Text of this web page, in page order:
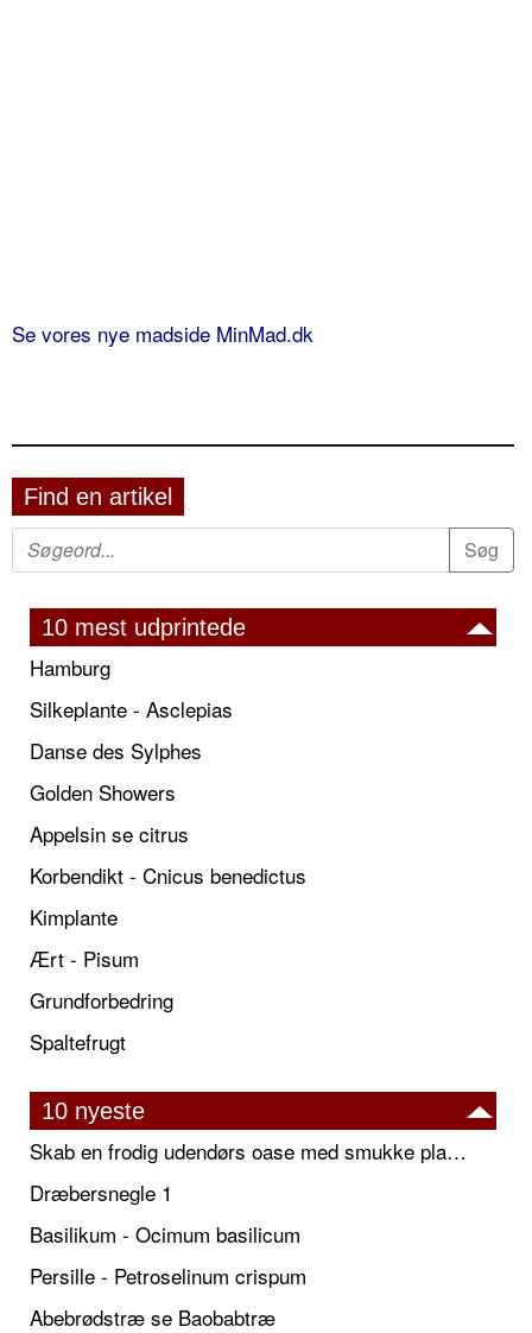
Se vores nye madside MinMad.dk
Find en artikel
10 mest udprintede
Hamburg
Silkeplante - Asclepias
Danse des Sylphes
Golden Showers
Appelsin se citrus
Korbendikt - Cnicus benedictus
Kimplante
Ært - Pisum
Grundforbedring
Spaltefrugt
10 nyeste
Skab en frodig udendørs oase med smukke plantekrukker og elegante espalier
Dræbersnegle 1
Basilikum - Ocimum basilicum
Persille - Petroselinum crispum
Abebrødstræ se Baobabtræ